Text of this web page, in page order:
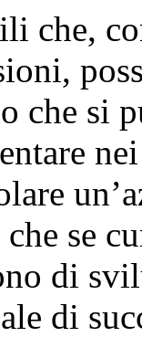
che,
che si
che se
di
di